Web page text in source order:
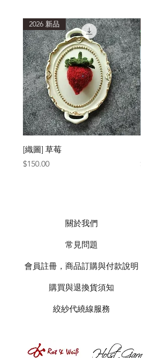
2026 新品
[織圖] 草莓
價格
$150.00
價格
關於我們
常見問題
會員註冊，商品訂購與付款說明
購買與退換貨須知
絞紗代繞線服務